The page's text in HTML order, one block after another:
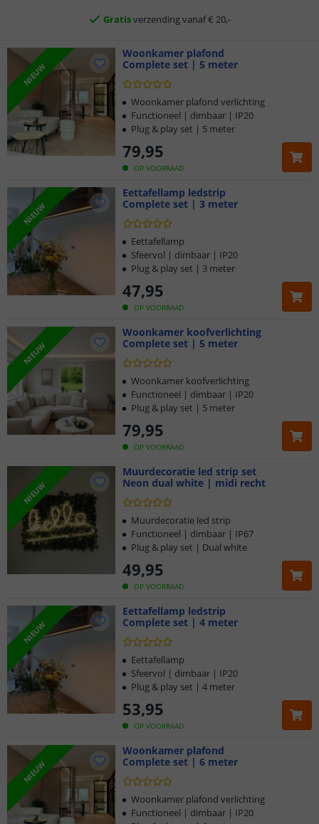
Klantbeoordeling 9.1
Voor 23:45 uur besteld,morgen in huis
NIEUW
Woonkamer plafond
Complete set | 5 meter
OP VOORRAAD
79,95
Woonkamer plafond verlichting
Functioneel | dimbaar | IP20
Plug & play set | 5 meter
NIEUW
Eettafellamp ledstrip
Complete set | 3 meter
OP VOORRAAD
47,95
Eettafellamp
Sfeervol | dimbaar | IP20
Plug & play set | 3 meter
NIEUW
Woonkamer koofverlichting
Complete set | 5 meter
OP VOORRAAD
79,95
Woonkamer koofverlichting
Functioneel | dimbaar | IP20
Plug & play set | 5 meter
NIEUW
Muurdecoratie led strip set
Neon dual white | midi recht
OP VOORRAAD
49,95
Muurdecoratie led strip
Functioneel | dimbaar | IP67
Plug & play set | Dual white
NIEUW
Eettafellamp ledstrip
Complete set | 4 meter
OP VOORRAAD
53,95
Eettafellamp
Sfeervol | dimbaar | IP20
Plug & play set | 4 meter
NIEUW
Woonkamer plafond
Complete set | 6 meter
Woonkamer plafond verlichting
Functioneel | dimbaar | IP20